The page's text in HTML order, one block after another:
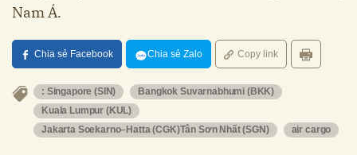
Nam Á.
Chia sẻ Facebook Chia sẻ Zalo Copy link
: Singapore (SIN)
Bangkok Suvarnabhumi (BKK)
Kuala Lumpur (KUL)
Jakarta Soekarno–Hatta (CGK)Tân Sơn Nhất (SGN)
air cargo